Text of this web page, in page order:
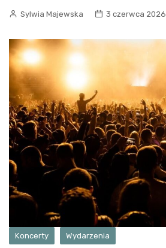
Sylwia Majewska 3 czerwca 2026
Koncerty Wydarzenia